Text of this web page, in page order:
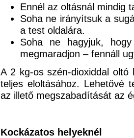
Ennél az oltásnál mindig
Soha ne irányítsuk a
a test oldalára.
Soha ne hagyjuk,
megmaradjon – fennáll
A 2 kg-os szén-dioxiddal
teljes eloltásához. Lehetővé
az illető megszabadítását az
Kockázatos helyeknél